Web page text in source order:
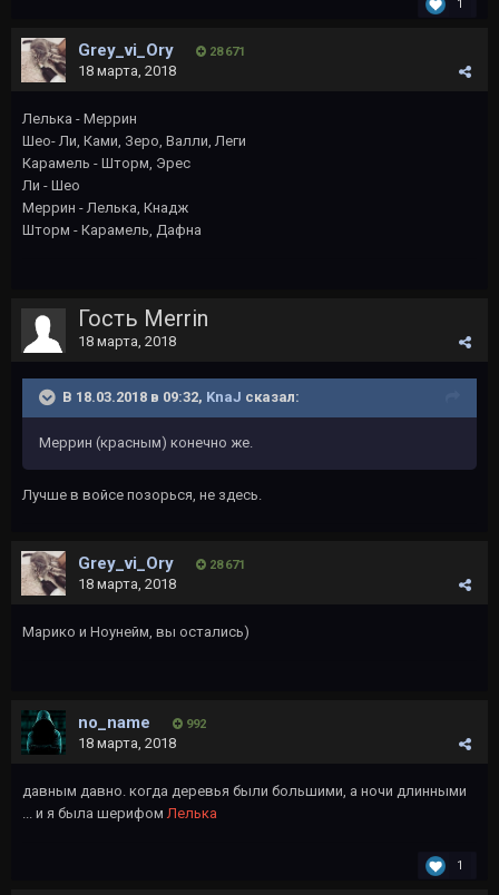
1
Grey_vi_Ory 28 671
18 марта, 2018
Лелька - Меррин
Шео- Ли, Ками, Зеро, Валли, Леги
Карамель - Шторм, Эрес
Ли - Шео
Меррин - Лелька, Кнадж
Шторм - Карамель, Дафна
Гость Merrin
18 марта, 2018
В 18.03.2018 в 09:32, KnaJ сказал:
Меррин (красным) конечно же.
Лучше в войсе позорься, не здесь.
Grey_vi_Ory 28 671
18 марта, 2018
Марико и Ноунейм, вы остались)
no_name 992
18 марта, 2018
давным давно. когда деревья были большими, а ночи длинными
... и я была шерифомЛелька
1